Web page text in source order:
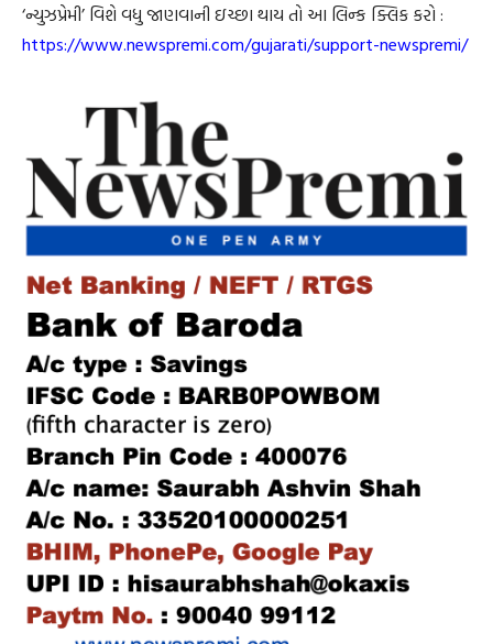
‘ન્યુઝપ્રેમી’ વિશે વધુ જાણવાની ઇચ્છા થાય તો આ લિન્ક ક્લિક કરો :
https://www.newspremi.com/gujarati/support-newspremi/